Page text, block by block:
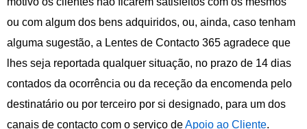
ou com algum dos bens adquiridos, ou, ainda, caso tenham
alguma sugestão, a Lentes de Contacto 365 agradece que
lhes seja reportada qualquer situação, no prazo de 14 dias
contados da ocorrência ou da receção da encomenda pelo
destinatário ou por terceiro por si designado, para um dos
canais de contacto com o serviço deApoio ao Cliente.